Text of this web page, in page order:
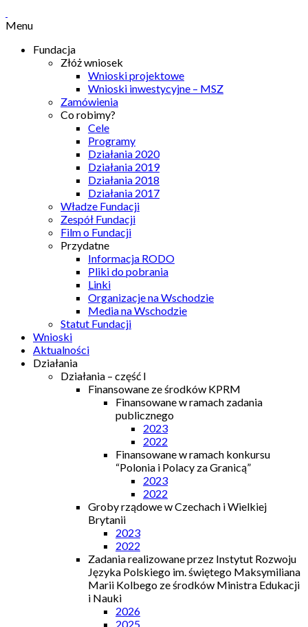
Menu
Fundacja
Złóż wniosek
Wnioski projektowe
Wnioski inwestycyjne – MSZ
Zamówienia
Co robimy?
Cele
Programy
Działania 2020
Działania 2019
Działania 2018
Działania 2017
Władze Fundacji
Zespół Fundacji
Film o Fundacji
Przydatne
Informacja RODO
Pliki do pobrania
Linki
Organizacje na Wschodzie
Media na Wschodzie
Statut Fundacji
Wnioski
Aktualności
Działania
Działania – część I
Finansowane ze środków KPRM
Finansowane w ramach zadania
publicznego
2023
2022
Finansowane w ramach konkursu
“Polonia i Polacy za Granicą”
2023
2022
Groby rządowe w Czechach i Wielkiej
Brytanii
2023
2022
Zadania realizowane przez Instytut Rozwoju
Języka Polskiego im. świętego Maksymiliana
Marii Kolbego ze środków Ministra Edukacji
i Nauki
2026
2025